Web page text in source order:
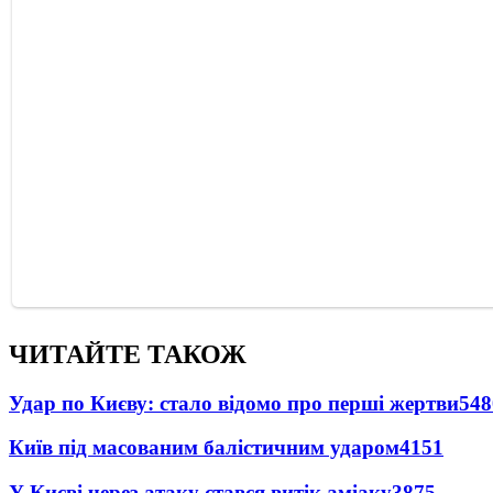
ЧИТАЙТЕ ТАКОЖ
Удар по Києву: стало відомо про перші жертви
Київ під масованим балістичним ударом4151